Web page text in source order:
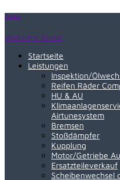
Guest
Welcome Guest
Startseite
Leistungen
Inspektion/
Reifen Räder
HU & AU
Airtunesystem
Bremsen
Stoßdämpfer
Kupplung
Motor/Getriebe
Ersatzteileverkauf
Scheibenwechsel